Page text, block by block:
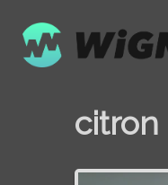
citron